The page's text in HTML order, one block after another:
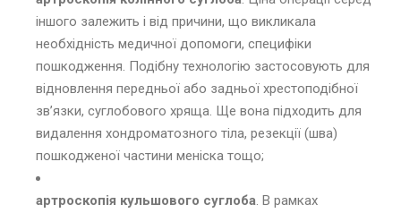
іншого залежить і від причини, що викликала
необхідність медичної допомоги, специфіки
пошкодження. Подібну технологію застосовують для
відновлення передньої або задньої хрестоподібної
зв’язки, суглобового хряща. Ще вона підходить для
видалення хондроматозного тіла, резекції (шва)
пошкодженої частини меніска тощо;
артроскопія кульшового суглоба. В рамках